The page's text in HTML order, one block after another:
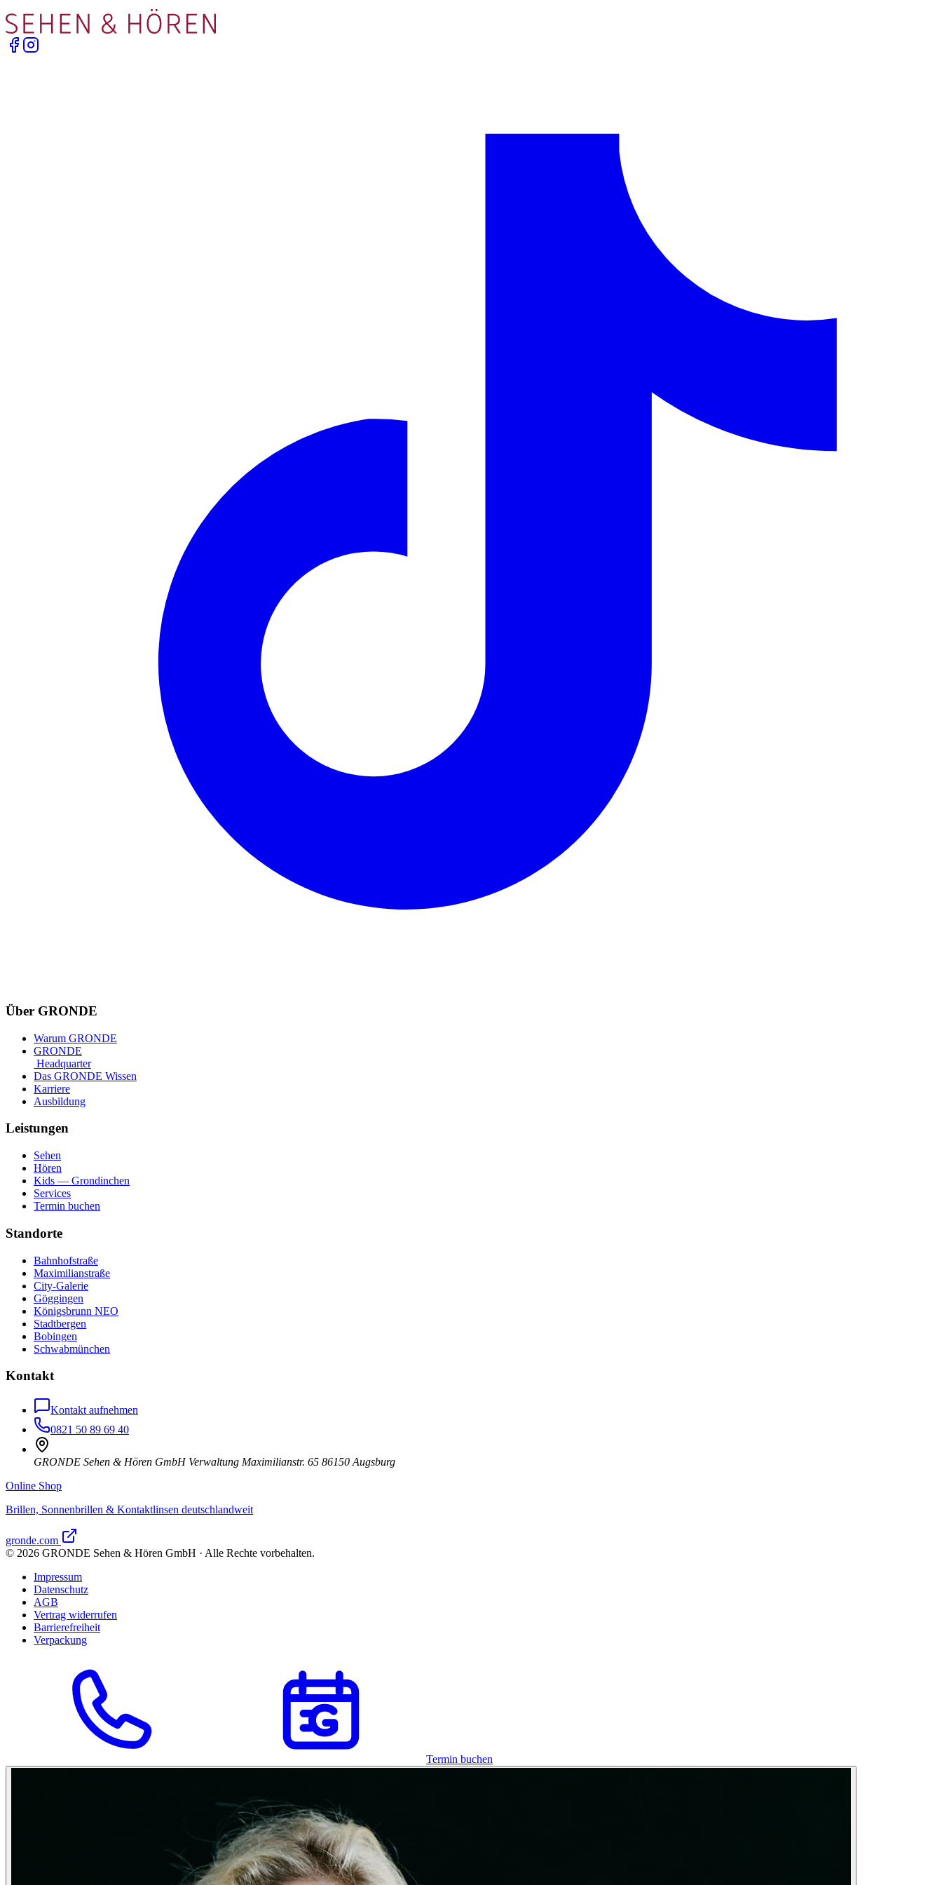
Über GRONDE
Warum GRONDE
GRONDE
Headquarter
Das GRONDE Wissen
Karriere
Ausbildung
Leistungen
Sehen
Hören
Kids — Grondinchen
Services
Termin buchen
Standorte
Bahnhofstraße
Maximilianstraße
City-Galerie
Göggingen
Königsbrunn NEO
Stadtbergen
Bobingen
Schwabmünchen
Kontakt
Kontakt aufnehmen
0821 50 89 69 40
GRONDE Sehen & Hören GmbH Verwaltung Maximilianstr. 65 86150 Augsburg
Online Shop
Brillen, Sonnenbrillen & Kontaktlinsen deutschlandweit
gronde.com
© 2026 GRONDE Sehen & Hören GmbH · Alle Rechte vorbehalten.
Impressum
Datenschutz
AGB
Vertrag widerrufen
Barrierefreiheit
Verpackung
Termin buchen